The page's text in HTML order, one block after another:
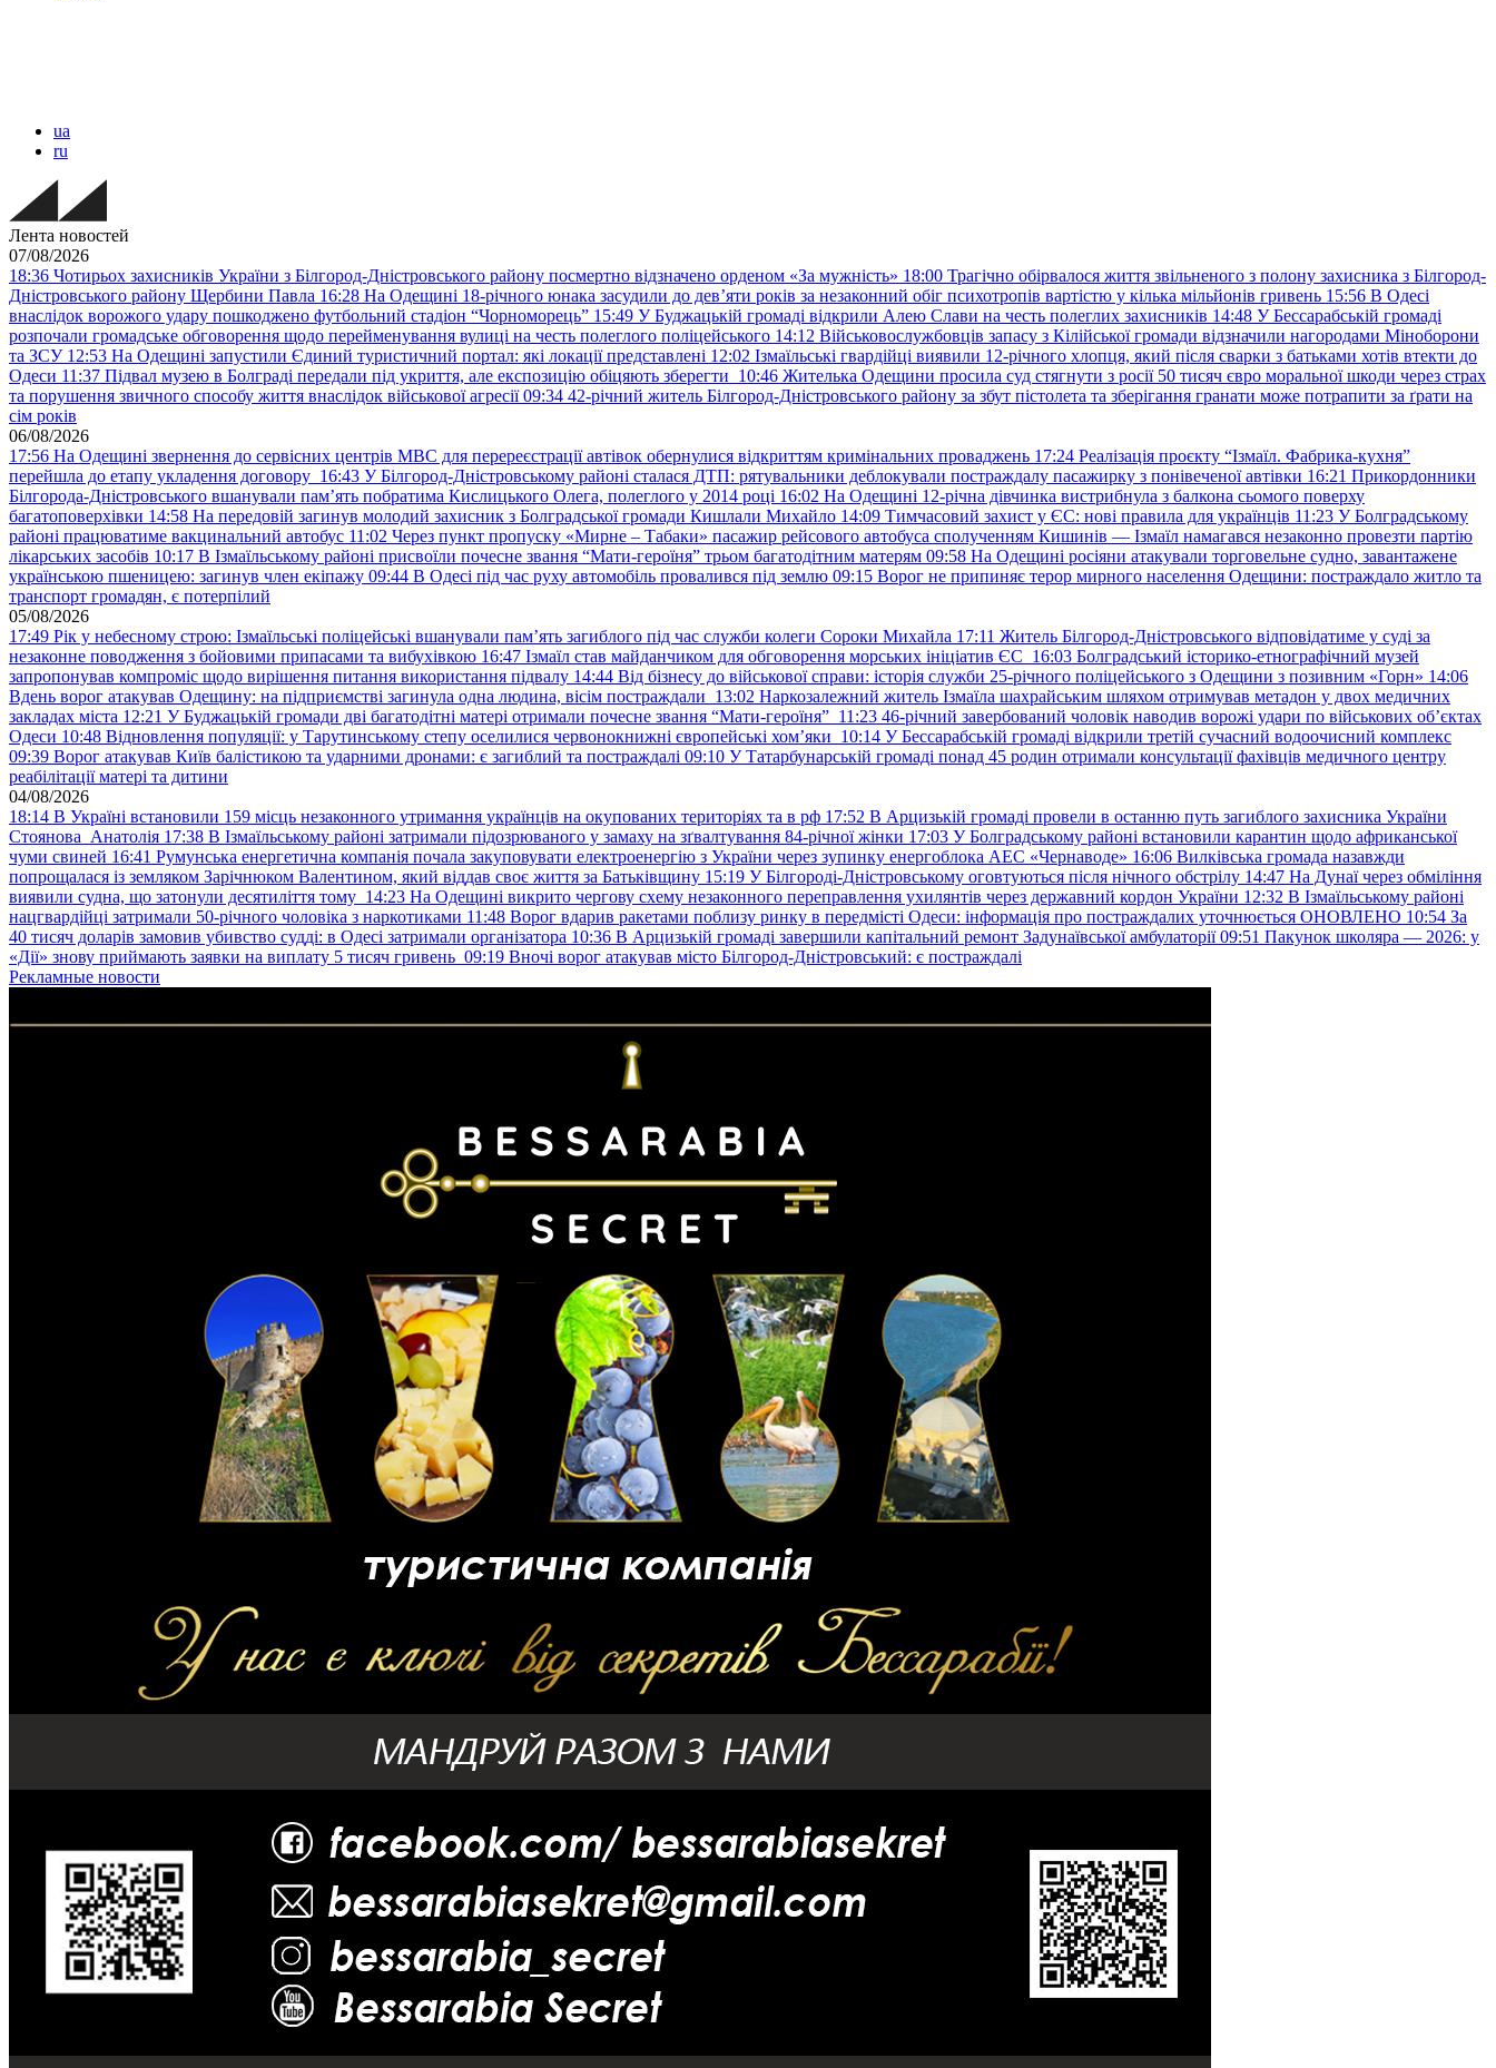
ua
ru
Лента новостей
07/08/2026
18:36 Чотирьох захисників України з Білгород-Дністровського району посмертно відзначено орденом «За мужність» 18:00 Трагічно обірвалося життя звільненого з полону захисника з Білгород-
Дністровського району Щербини Павла 16:28 На Одещині 18-річного юнака засудили до дев’яти років за незаконний обіг психотропів вартістю у кілька мільйонів гривень 15:56 В Одесі
внаслідок ворожого удару пошкоджено футбольний стадіон “Чорноморець” 15:49 У Буджацькій громаді відкрили Алею Слави на честь полеглих захисників 14:48 У Бессарабській громаді
розпочали громадське обговорення щодо перейменування вулиці на честь полеглого поліцейського 14:12 Військовослужбовців запасу з Кілійської громади відзначили нагородами Міноборони
та ЗСУ 12:53 На Одещині запустили Єдиний туристичний портал: які локації представлені 12:02 Ізмаїльські гвардійці виявили 12-річного хлопця, який після сварки з батьками хотів втекти до
Одеси 11:37 Підвал музею в Болграді передали під укриття, але експозицію обіцяють зберегти 10:46 Жителька Одещини просила суд стягнути з росії 50 тисяч євро моральної шкоди через страх
та порушення звичного способу життя внаслідок військової агресії 09:34 42-річний житель Білгород-Дністровського району за збут пістолета та зберігання гранати може потрапити за ґрати на
сім років
06/08/2026
17:56 На Одещині звернення до сервісних центрів МВС для перереєстрації автівок обернулися відкриттям кримінальних проваджень 17:24 Реалізація проєкту “Ізмаїл. Фабрика-кухня”
перейшла до етапу укладення договору 16:43 У Білгород-Дністровському районі сталася ДТП: рятувальники деблокували постраждалу пасажирку з понівеченої автівки 16:21 Прикордонники
Білгорода-Дністровського вшанували пам’ять побратима Кислицького Олега, полеглого у 2014 році 16:02 На Одещині 12-річна дівчинка вистрибнула з балкона сьомого поверху
багатоповерхівки 14:58 На передовій загинув молодий захисник з Болградської громади Кишлали Михайло 14:09 Тимчасовий захист у ЄС: нові правила для українців 11:23 У Болградському
районі працюватиме вакцинальний автобус 11:02 Через пункт пропуску «Мирне – Табаки» пасажир рейсового автобуса сполученням Кишинів — Ізмаїл намагався незаконно провезти партію
лікарських засобів 10:17 В Ізмаїльському районі присвоїли почесне звання “Мати-героїня” трьом багатодітним матерям 09:58 На Одещині росіяни атакували торговельне судно, завантажене
українською пшеницею: загинув член екіпажу 09:44 В Одесі під час руху автомобіль провалився під землю 09:15 Ворог не припиняє терор мирного населення Одещини: постраждало житло та
транспорт громадян, є потерпілий
05/08/2026
17:49 Рік у небесному строю: Ізмаїльські поліцейські вшанували пам’ять загиблого під час служби колеги Сороки Михайла 17:11 Житель Білгород-Дністровського відповідатиме у суді за
незаконне поводження з бойовими припасами та вибухівкою 16:47 Ізмаїл став майданчиком для обговорення морських ініціатив ЄС 16:03 Болградський історико-етнографічний музей
запропонував компроміс щодо вирішення питання використання підвалу 14:44 Від бізнесу до військової справи: історія служби 25-річного поліцейського з Одещини з позивним «Горн» 14:06
Вдень ворог атакував Одещину: на підприємстві загинула одна людина, вісім постраждали 13:02 Наркозалежний житель Ізмаїла шахрайським шляхом отримував метадон у двох медичних
закладах міста 12:21 У Буджацькій громади дві багатодітні матері отримали почесне звання “Мати-героїня” 11:23 46-річний завербований чоловік наводив ворожі удари по військових обʼєктах
Одеси 10:48 Відновлення популяції: у Тарутинському степу оселилися червонокнижні європейські хом’яки 10:14 У Бессарабській громаді відкрили третій сучасний водоочисний комплекс
09:39 Ворог атакував Київ балістикою та ударними дронами: є загиблий та постраждалі 09:10 У Татарбунарській громаді понад 45 родин отримали консультації фахівців медичного центру
реабілітації матері та дитини
04/08/2026
18:14 В Україні встановили 159 місць незаконного утримання українців на окупованих територіях та в рф 17:52 В Арцизькій громаді провели в останню путь загиблого захисника України
Стоянова Анатолія 17:38 В Ізмаїльському районі затримали підозрюваного у замаху на зґвалтування 84-річної жінки 17:03 У Болградському районі встановили карантин щодо африканської
чуми свиней 16:41 Румунська енергетична компанія почала закуповувати електроенергію з України через зупинку енергоблока АЕС «Чернаводе» 16:06 Вилківська громада назавжди
попрощалася із земляком Зарічнюком Валентином, який віддав своє життя за Батьківщину 15:19 У Білгороді-Дністровському оговтуються після нічного обстрілу 14:47 На Дунаї через обміління
виявили судна, що затонули десятиліття тому 14:23 На Одещині викрито чергову схему незаконного переправлення ухилянтів через державний кордон України 12:32 В Ізмаїльському районі
нацгвардійці затримали 50-річного чоловіка з наркотиками 11:48 Ворог вдарив ракетами поблизу ринку в передмісті Одеси: інформація про постраждалих уточнюється ОНОВЛЕНО 10:54 За
40 тисяч доларів замовив убивство судді: в Одесі затримали організатора 10:36 В Арцизькій громаді завершили капітальний ремонт Задунаївської амбулаторії 09:51 Пакунок школяра — 2026: у
«Дії» знову приймають заявки на виплату 5 тисяч гривень 09:19 Вночі ворог атакував місто Білгород-Дністровський: є постраждалі
Рекламные новости